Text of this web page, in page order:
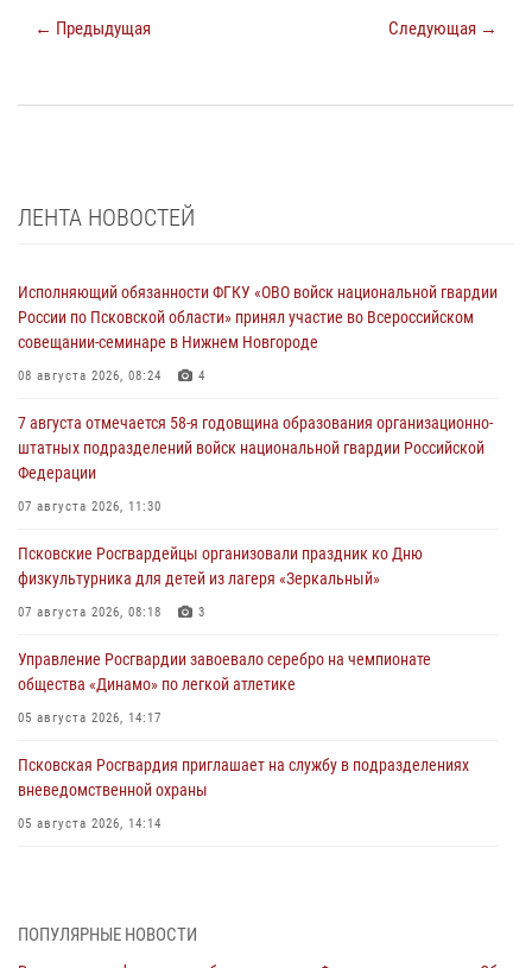
← Предыдущая Следующая →
ЛЕНТА НОВОСТЕЙ
Исполняющий обязанности ФГКУ «ОВО войск национальной гвардии
России по Псковской области» принял участие во Всероссийском
совещании-семинаре в Нижнем Новгороде
08 августа 2026, 08:24 4
7 августа отмечается 58-я годовщина образования организационно-
штатных подразделений войск национальной гвардии Российской
Федерации
07 августа 2026, 11:30
Псковские Росгвардейцы организовали праздник ко Дню
физкультурника для детей из лагеря «Зеркальный»
07 августа 2026, 08:18 3
Управление Росгвардии завоевало серебро на чемпионате
общества «Динамо» по легкой атлетике
05 августа 2026, 14:17
Псковская Росгвардия приглашает на службу в подразделениях
вневедомственной охраны
05 августа 2026, 14:14
ПОПУЛЯРНЫЕ НОВОСТИ